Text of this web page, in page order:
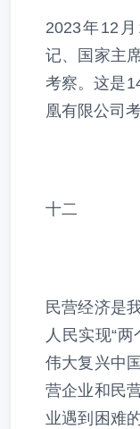
2023年12
记、国家主
考察。这是
凰有限公司
十二
民营经济是
人民实现“
伟大复兴中
营企业和民
业遇到困难